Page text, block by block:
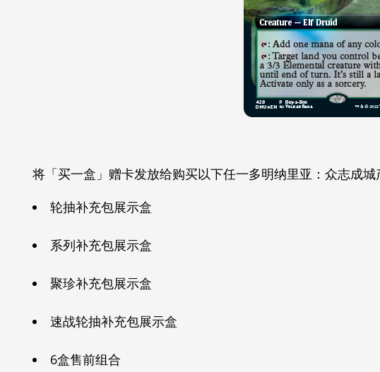
将「买一盒」赠卡发放给购买以下任一多明纳里亚：众志成城
轮抽补充包展示盒
系列补充包展示盒
聚珍补充包展示盒
速战轮抽补充包展示盒
6盒售前组合